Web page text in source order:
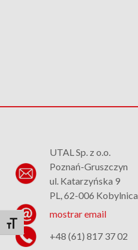
Alternar tamaño de letra
UTAL Sp. z o.o.
Poznań-Gruszczyn
ul. Katarzyńska 9
PL, 62-006 Kobylnica
mostrar email
+48 (61) 817 37 02